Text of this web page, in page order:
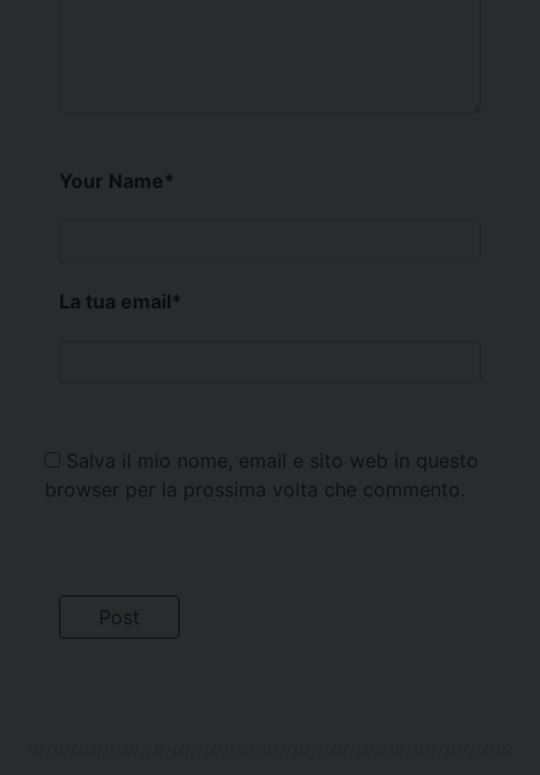
Your Name*
La tua email*
Salva il mio nome, email e sito web in questo
browser per la prossima volta che commento.